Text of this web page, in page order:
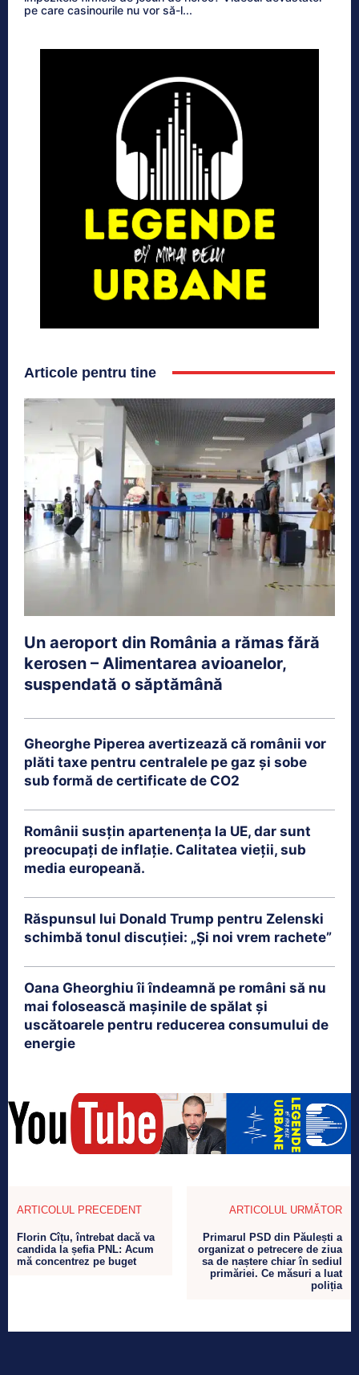
pe care casinourile nu vor să-l...
Articole pentru tine
Un aeroport din România a rămas fără
kerosen – Alimentarea avioanelor,
suspendată o săptămână
Gheorghe Piperea avertizează că românii vor
plăti taxe pentru centralele pe gaz și sobe
sub formă de certificate de CO2
Românii susțin apartenența la UE, dar sunt
preocupați de inflație. Calitatea vieții, sub
media europeană.
Răspunsul lui Donald Trump pentru Zelenski
schimbă tonul discuției: „Și noi vrem rachete”
Oana Gheorghiu îi îndeamnă pe români să nu
mai folosească mașinile de spălat și
uscătoarele pentru reducerea consumului de
energie
ARTICOLUL PRECEDENT
Florin Cîțu, întrebat dacă va
candida la șefia PNL: Acum
mă concentrez pe buget
ARTICOLUL URMĂTOR
Primarul PSD din Păulești a
organizat o petrecere de ziua
sa de naștere chiar în sediul
primăriei. Ce măsuri a luat
poliția